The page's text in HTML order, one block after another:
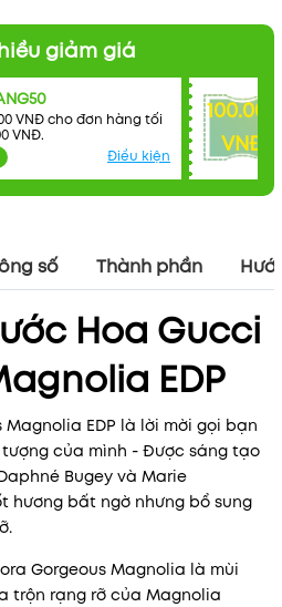
giảm giá
VNĐ cho đơn hàng tối
VNĐ.
Điều kiện
100.000
VNĐ
số Thành phần
Hoa Gucci
EDP
Magnolia EDP là lời mời gọi bạn
của mình - Được sáng tạo
Bugey và Marie
hương bất ngờ nhưng bổ sung
Gorgeous Magnolia là mùi
trộn rạng rỡ của Magnolia